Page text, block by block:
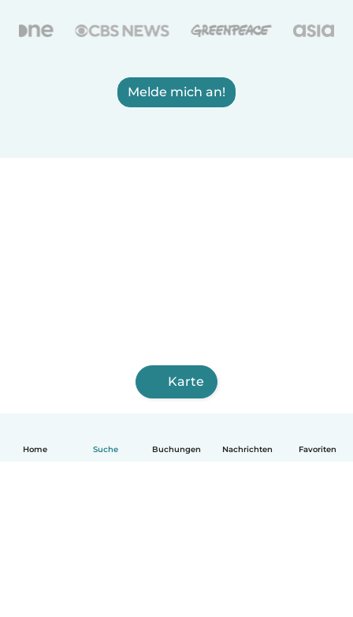
Home Suche Buchungen Nachrichten Favoriten
Melde mich an!
Karte